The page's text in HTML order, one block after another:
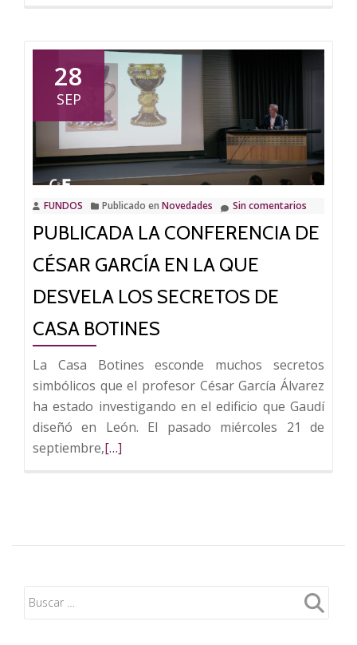
plataforma
cultural
online
de
FUNDOS
supera
el
millón
de
28
SEP
FUNDOS Publicado en Novedades Sin comentarios
PUBLICADA LA CONFERENCIA DE
CÉSAR GARCÍA EN LA QUE
DESVELA LOS SECRETOS DE
CASA BOTINES
La Casa Botines esconde muchos secretos
simbólicos que el profesor César García Álvarez
ha estado investigando en el edificio que Gaudí
diseñó en León. El pasado miércoles 21 de
septiembre,Leer
conferencia
César
[…]